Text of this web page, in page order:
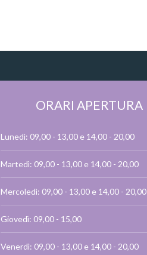
ORARI APERTURA
Lunedì: 09,00 - 13,00 e 14,00 - 20,00
Martedì: 09,00 - 13,00 e 14,00 - 20,00
Mercoledì: 09,00 - 13,00 e 14,00 - 20,00
Giovedì: 09,00 - 15,00
Venerdì: 09,00 - 13,00 e 14,00 - 20,00